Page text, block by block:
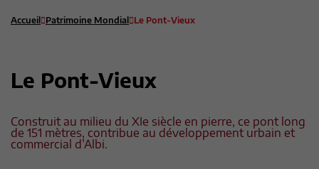
Accueil Patrimoine Mondial Le Pont-Vieux
Le Pont-Vieux
Construit au milieu du XIe siècle en pierre, ce pont long
de 151 mètres, contribue au développement urbain et
commercial d’Albi.